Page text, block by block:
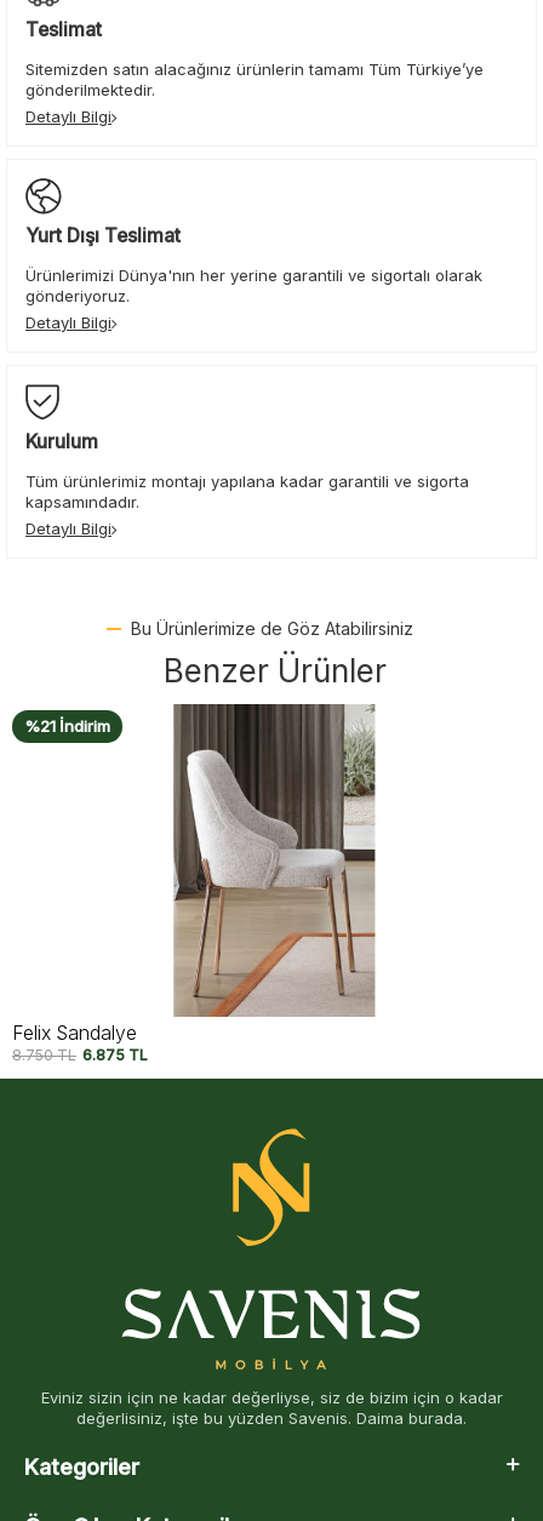
Teslimat
Sitemizden satın alacağınız ürünlerin tamamı Tüm Türkiye’ye
gönderilmektedir.
Detaylı Bilgi
Yurt Dışı Teslimat
Ürünlerimizi Dünya'nın her yerine garantili ve sigortalı olarak
gönderiyoruz.
Detaylı Bilgi
Kurulum
Tüm ürünlerimiz montajı yapılana kadar garantili ve sigorta
kapsamındadır.
Detaylı Bilgi
Bu Ürünlerimize de Göz Atabilirsiniz
Benzer Ürünler
%14 İndirim
Icon Large Sandalye
8.750TL 7.500TL
Eviniz sizin için ne kadar değerliyse, siz de bizim için o kadar
değerlisiniz, işte bu yüzden Savenis. Daima burada.
Kategoriler